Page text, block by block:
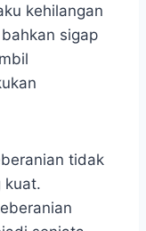
kehilangan
sigap
tidak
kuat.